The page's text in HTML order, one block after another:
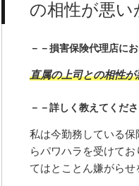
の相性が悪い
－－損害保険代理店に
直属の上司との相性が
－－詳しく教えてくださ
私は今勤務している
らパワハラを受けて
てはとことん嫌がらせ